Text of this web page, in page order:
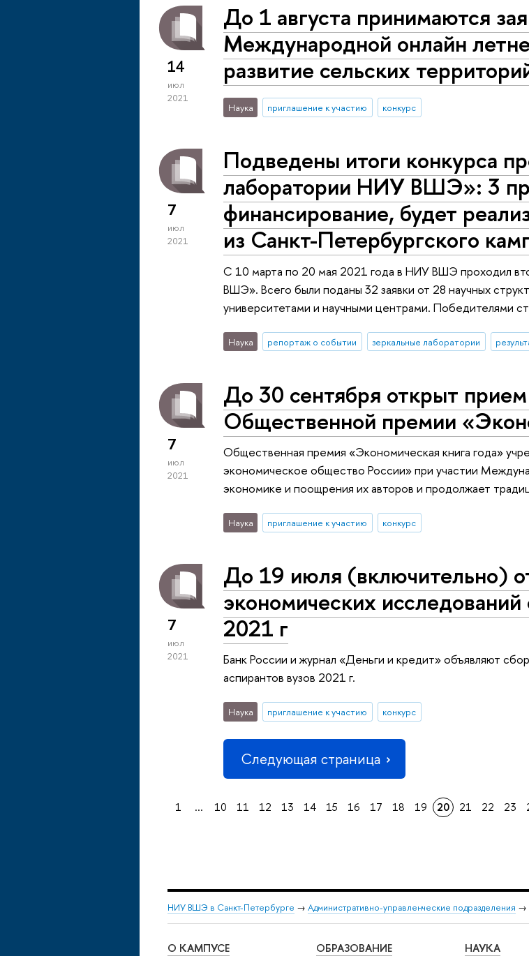
14
июл
2021
До 1 августа принимаются
Международной онлайн
развитие сельских
Наука приглашение к участию конкурс
7
июл
2021
Подведены итоги конкурса
лаборатории НИУ ВШЭ»: 3
финансирование, будет
из Санкт-Петербургского
С 10 марта по 20 мая 2021 года в НИУ ВШЭ проходил
ВШЭ». Всего были поданы 32 заявки от 28 научных
университетами и научными центрами. Победителями
Наука репортаж о событии зеркальные лаборатории
7
июл
2021
До 30 сентября открыт
Общественной премии
Общественная премия «Экономическая книга года»
экономическое общество России» при участии
экономике и поощрения их авторов и продолжает
Наука приглашение к участию конкурс
7
июл
2021
До 19 июля (включительно)
экономических
2021 г
Банк России и журнал «Деньги и кредит» объявляют
аспирантов вузов 2021 г.
Наука приглашение к участию конкурс
Следующая страница
1 ... 10 11 12 13 14 15 16 17 18 19 20 21 22 23
НИУ ВШЭ в Санкт-Петербурге → Административно-управленческие подразделения →
О КАМПУСЕ ОБРАЗОВАНИЕ НАУКА